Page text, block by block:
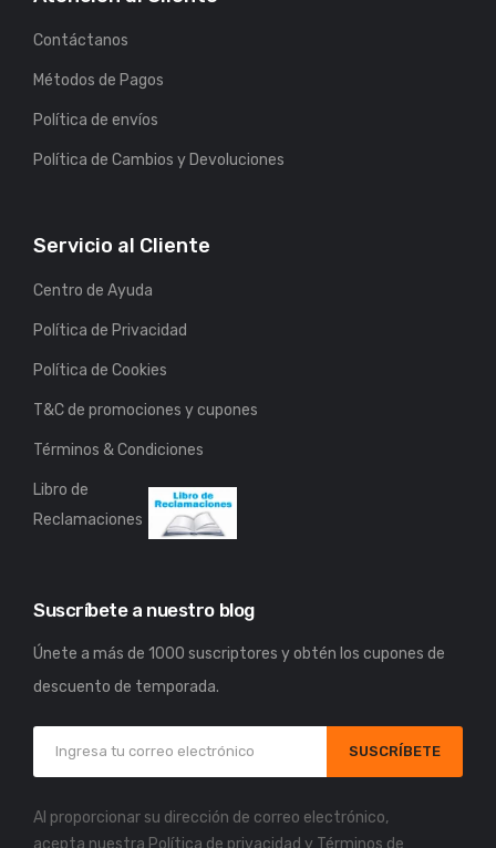
Contáctanos
Métodos de Pagos
Política de envíos
Política de Cambios y Devoluciones
Servicio al Cliente
Centro de Ayuda
Política de Privacidad
Política de Cookies
T&C de promociones y cupones
Términos & Condiciones
Libro de
Reclamaciones
Suscríbete a nuestro blog
Únete a más de 1000 suscriptores y obtén los cupones de
descuento de temporada.
SUSCRÍBETE
Al proporcionar su dirección de correo electrónico,
acepta nuestra Política de privacidad y Términos de